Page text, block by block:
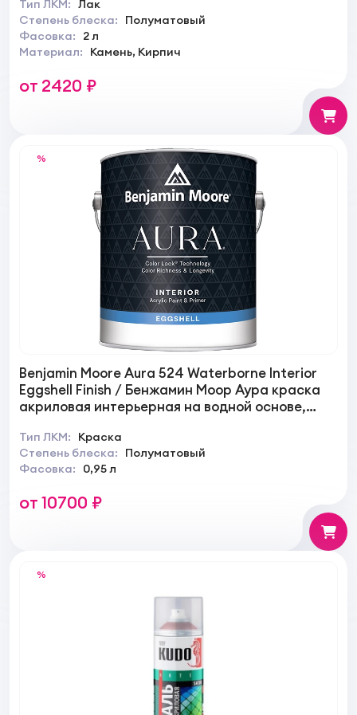
Тип ЛКМ: Лак
Степень блеска:
Полуматовый
Фасовка:
2 л
Материал:
Камень, Кирпич
от 2420 ₽
%
Benjamin Moore Aura 524 Waterborne Interior
Eggshell Finish / Бенжамин Моор Аура краска
акриловая интерьерная на водной основе,
Тип ЛКМ:
Краска
Степень блеска:
Полуматовый
Фасовка:
0,95 л
от 10700 ₽
%